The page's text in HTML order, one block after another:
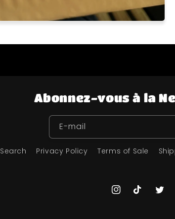
Abonnez-vous à la
E-mail
Search Privacy Policy Terms of Sale
Instagram
TikTok Twitter